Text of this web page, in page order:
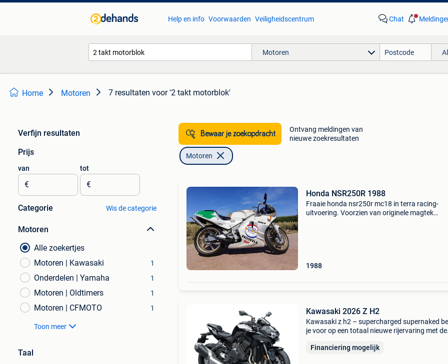
Help en info Voorwaarden Veiligheidscentrum Chat
Motoren
Home Motoren 7 resultaten voor '2 takt motorblok'
Verfijn resultaten
Prijs
van
€
tot
€
Categorie Wis de categorie
Motoren
Alle zoekertjes
Motoren | Kawasaki
1
Onderdelen | Yamaha 1
Motoren | Oldtimers 1
Motoren | CFMOTO 1
Toon meer
Taal
Bewaar je zoekopdracht
Ontvang meldingen van
nieuwe zoekresultaten
Motoren
Honda NSR250R 1988
Fraaie honda nsr250r mc18 in terra racing-
uitvoering. Voorzien van originele magtek
1988
Kawasaki 2026 Z H2
Kawasaki z h2 – supercharged supernaked
je voor op een totaal nieuwe rijervaring met de
meesterwerk. Dit iconische model combineert
Financiering mogelijk